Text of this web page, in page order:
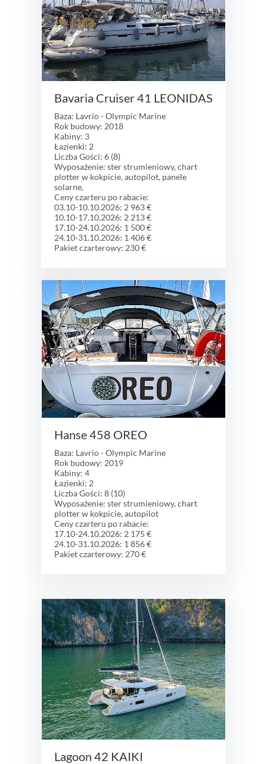
Bavaria Cruiser 41 LEONIDAS
Baza: Lavrio - Olympic Marine
Rok budowy: 2018
Kabiny: 3
Łazienki: 2
Liczba Gości: 6 (8)
Wyposażenie: ster strumieniowy, chart
plotter w kokpicie, autopilot, panele
solarne,
Ceny czarteru po rabacie:
03.10-10.10.2026: 2 963 €
10.10-17.10.2026: 2 213 €
17.10-24.10.2026: 1 500 €
24.10-31.10.2026: 1 406 €
Pakiet czarterowy: 230 €
Hanse 458 OREO
Baza: Lavrio - Olympic Marine
Rok budowy: 2019
Kabiny: 4
Łazienki: 2
Liczba Gości: 8 (10)
Wyposażenie: ster strumieniowy, chart
plotter w kokpicie, autopilot
Ceny czarteru po rabacie:
17.10-24.10.2026: 2 175 €
24.10-31.10.2026: 1 856 €
Pakiet czarterowy: 270 €
Lagoon 42 KAIKI